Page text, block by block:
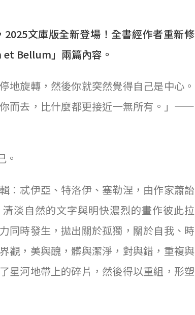
文庫版全新登場！全書經作者重新修
Bellum」兩篇內容。
地旋轉，然後你就突然覺得自己是中心。
而去，比什麼都更接近一無所有。」——
。
：忒伊亞、特洛伊、塞勒涅，由作家蕭詒
淡自然的文字與明快濃烈的畫作彼此拉
同時發生，拋出關於孤獨，關於自我、時
觀，美與醜，髒與潔淨，對與錯，重複與
星河地帶上的碎片，然後得以重組，形塑